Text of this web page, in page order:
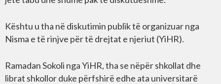
Kështu u tha në diskutimin publik të organizuar nga
Nisma e të rinjve për të drejtat e njeriut (YiHR).
Ramadan Sokoli nga YiHR, tha se nëpër shkollat dhe
librat shkollor duke përfshirë edhe ata universitarë